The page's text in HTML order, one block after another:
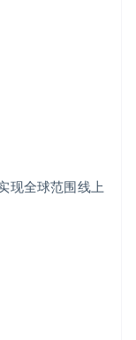
现全球范围线上